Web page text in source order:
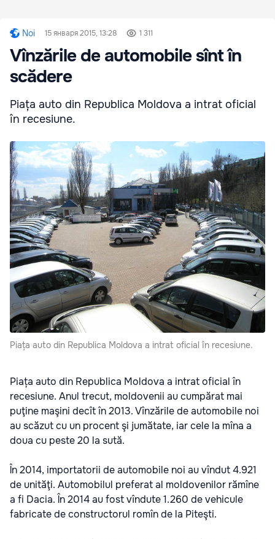
Noi 15 января 2015, 13:28 1 311
Vînzările de automobile sînt în
scădere
Piața auto din Republica Moldova a intrat oficial
în recesiune.
Piața auto din Republica Moldova a intrat oficial în recesiune.
Piața auto din Republica Moldova a intrat oficial în
recesiune. Anul trecut, moldovenii au cumpărat mai
puţine maşini decît în 2013. Vînzările de automobile noi
au scăzut cu un procent şi jumătate, iar cele la mîna a
doua cu peste 20 la sută.
În 2014, importatorii de automobile noi au vîndut 4.921
de unităţi. Automobilul preferat al moldovenilor rămîne
a fi Dacia. În 2014 au fost vîndute 1.260 de vehicule
fabricate de constructorul romîn de la Piteşti.